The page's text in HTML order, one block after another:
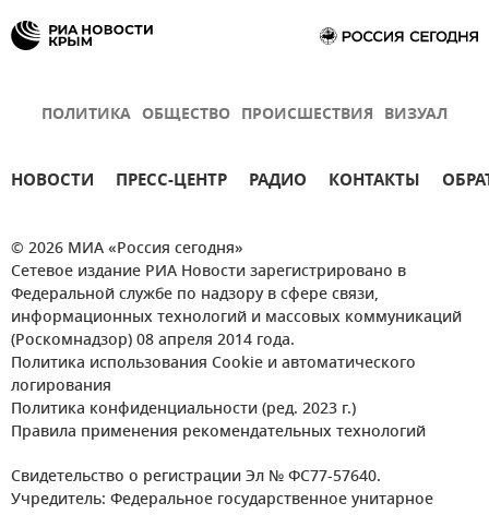
ПОЛИТИКА ОБЩЕСТВО ПРОИСШЕСТВИЯ ВИЗУАЛ
НОВОСТИ ПРЕСС-ЦЕНТР РАДИО КОНТАКТЫ
© 2026 МИА «Россия сегодня»
Сетевое издание РИА Новости зарегистрировано в
Федеральной службе по надзору в сфере связи,
информационных технологий и массовых коммуникаций
(Роскомнадзор) 08 апреля 2014 года.
Политика использования Cookie и автоматического
логирования
Политика конфиденциальности (ред. 2023 г.)
Правила применения рекомендательных технологий
Свидетельство о регистрации Эл № ФС77-57640.
Учредитель: Федеральное государственное унитарное